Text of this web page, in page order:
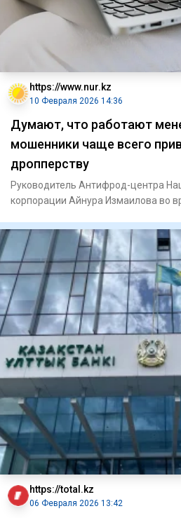
https://www.nur.kz
10 Февраля 2026 14:36
Думают, что работают
мошенники чаще всего
дропперству
Руководитель Антифрод-центра
корпорации Айнура Измаилова во
https://total.kz
06 Февраля 2026 13:42